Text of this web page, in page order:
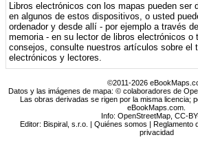
Libros electrónicos con los mapas pueden ser
en algunos de estos dispositivos, o usted
ordenador y desde allí - por ejemplo a través
memoria - en su lector de libros electrónicos o
consejos, consulte nuestros artículos sobre el
electrónicos y lectores.
©2011-2026
Datos y las imágenes de mapa: © colaboradores de
Las obras derivadas se rigen por la misma licencia;
eBookMaps.com.
Info:OpenStreetMap ,CC-
Editor: Bispiral, s.r.o. | Quiénes somos | Reglamento
privacidad